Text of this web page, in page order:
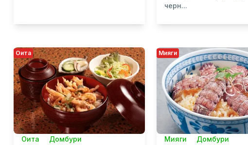
черн...
Оита
Оита Домбури
Мияги
Мияги Домбури